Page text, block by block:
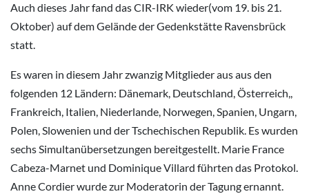
Auch dieses Jahr fand das CIR-IRK wieder(vom 19. bis 21.
Oktober) auf dem Gelände der Gedenkstätte Ravensbrück
statt.
Es waren in diesem Jahr zwanzig Mitglieder aus aus den
folgenden 12 Ländern: Dänemark, Deutschland, Österreich,,
Frankreich, Italien, Niederlande, Norwegen, Spanien, Ungarn,
Polen, Slowenien und der Tschechischen Republik. Es wurden
sechs Simultanübersetzungen bereitgestellt. Marie France
Cabeza-Marnet und Dominique Villard führten das Protokol.
Anne Cordier wurde zur Moderatorin der Tagung ernannt.